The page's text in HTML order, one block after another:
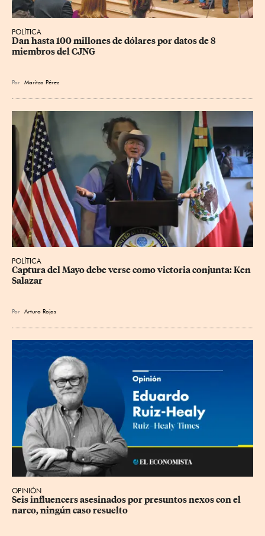
POLÍTICA
Dan hasta 100 millones de dólares por datos de 8
miembros del CJNG
Por Maritza Pérez
POLÍTICA
Captura del Mayo debe verse como victoria conjunta: Ken
Salazar
Por Arturo Rojas
OPINIÓN
Seis influencers asesinados por presuntos nexos con el
narco, ningún caso resuelto